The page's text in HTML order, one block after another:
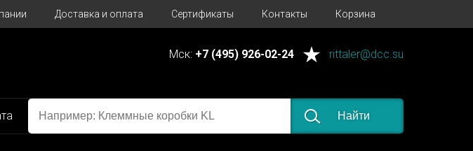
Доставка и оплата Сертификаты Контакты Корзина
Мск: +7 (495) 926-02-24 rittaler@dcc.su
Найти